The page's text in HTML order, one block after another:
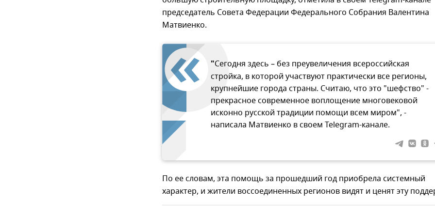
председатель Совета Федерации Федерального Собрания Валентина
Матвиенко.
"Сегодня здесь – без преувеличения всероссийская
стройка, в которой участвуют практически все регионы,
крупнейшие города страны. Считаю, что это "шефство" -
прекрасное современное воплощение многовековой
исконно русской традиции помощи всем миром", -
написала Матвиенко в своем Telegram-канале.
По ее словам, эта помощь за прошедший год приобрела системный
характер, и жители воссоединенных регионов видят и ценят эту